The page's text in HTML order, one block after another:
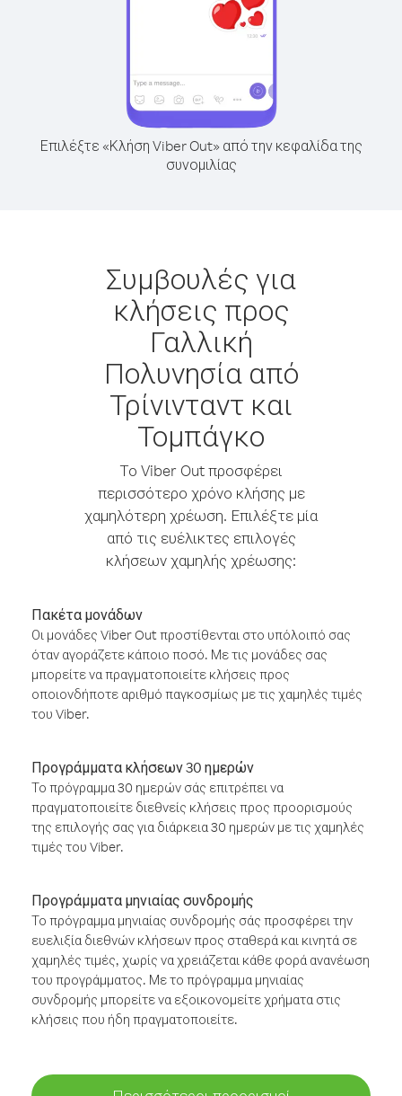
Επιλέξτε «Κλήση Viber Out» από την κεφαλίδα της
συνομιλίας
Συμβουλές για
κλήσεις προς
Γαλλική
Πολυνησία από
Τρίνινταντ και
Τομπάγκο
Το Viber Out προσφέρει
περισσότερο χρόνο κλήσης με
χαμηλότερη χρέωση. Επιλέξτε μία
από τις ευέλικτες επιλογές
κλήσεων χαμηλής χρέωσης:
Πακέτα μονάδων
Οι μονάδες Viber Out προστίθενται στο υπόλοιπό σας
όταν αγοράζετε κάποιο ποσό. Με τις μονάδες σας
μπορείτε να πραγματοποιείτε κλήσεις προς
οποιονδήποτε αριθμό παγκοσμίως με τις χαμηλές τιμές
του Viber.
Προγράμματα κλήσεων 30 ημερών
Το πρόγραμμα 30 ημερών σάς επιτρέπει να
πραγματοποιείτε διεθνείς κλήσεις προς προορισμούς
της επιλογής σας για διάρκεια 30 ημερών με τις χαμηλές
τιμές του Viber.
Προγράμματα μηνιαίας συνδρομής
Το πρόγραμμα μηνιαίας συνδρομής σάς προσφέρει την
ευελιξία διεθνών κλήσεων προς σταθερά και κινητά σε
χαμηλές τιμές, χωρίς να χρειάζεται κάθε φορά ανανέωση
του προγράμματος. Με το πρόγραμμα μηνιαίας
συνδρομής μπορείτε να εξοικονομείτε χρήματα στις
κλήσεις που ήδη πραγματοποιείτε.